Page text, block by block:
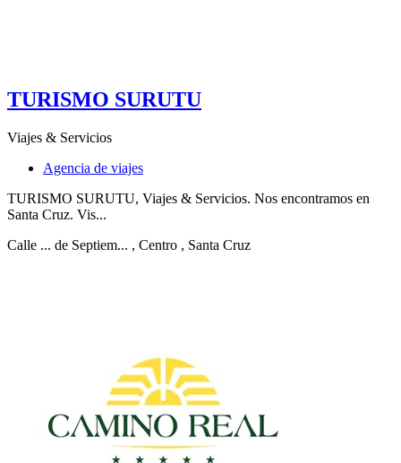
TURISMO SURUTU
Viajes & Servicios
Agencia de viajes
TURISMO SURUTU, Viajes & Servicios. Nos encontramos en
Santa Cruz. Vis...
Calle ... de Septiem... , Centro , Santa Cruz